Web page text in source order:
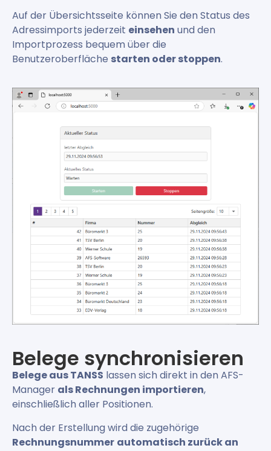
Auf der Übersichtsseite können Sie den Status des
Adressimports jederzeit einsehen und den
Importprozess bequem über die
Benutzeroberfläche starten oder stoppen.
Belege synchronisieren
Belege aus TANSS lassen sich direkt in den AFS-
Manager als Rechnungen importieren,
einschließlich aller Positionen.
Nach der Erstellung wird die zugehörige
Rechnungsnummer automatisch zurück an